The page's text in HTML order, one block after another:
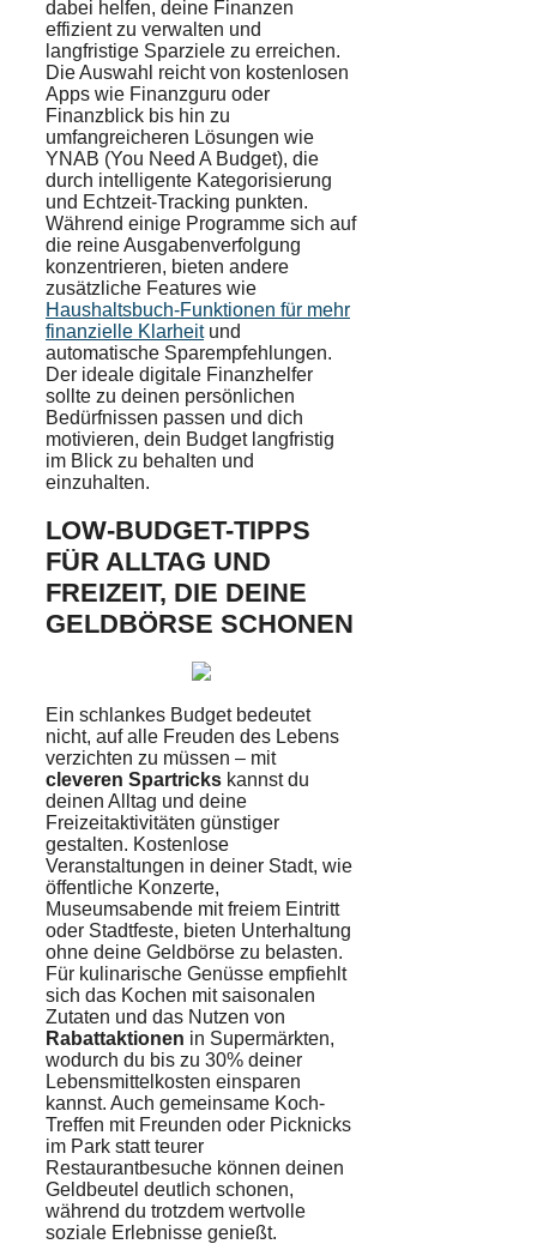
dabei helfen, deine Finanzen
effizient zu verwalten und
langfristige Sparziele zu erreichen.
Die Auswahl reicht von kostenlosen
Apps wie Finanzguru oder
Finanzblick bis hin zu
umfangreicheren Lösungen wie
YNAB (You Need A Budget), die
durch intelligente Kategorisierung
und Echtzeit-Tracking punkten.
Während einige Programme sich auf
die reine Ausgabenverfolgung
konzentrieren, bieten andere
zusätzliche Features wie
Haushaltsbuch-Funktionen für mehr
finanzielle Klarheitund
automatische Sparempfehlungen.
Der ideale digitale Finanzhelfer
sollte zu deinen persönlichen
Bedürfnissen passen und dich
motivieren, dein Budget langfristig
im Blick zu behalten und
einzuhalten.
LOW-BUDGET-TIPPS
FÜR ALLTAG UND
FREIZEIT, DIE DEINE
GELDBÖRSE SCHONEN
Ein schlankes Budget bedeutet
nicht, auf alle Freuden des Lebens
verzichten zu müssen – mit
cleveren Spartricks kannst du
deinen Alltag und deine
Freizeitaktivitäten günstiger
gestalten. Kostenlose
Veranstaltungen in deiner Stadt, wie
öffentliche Konzerte,
Museumsabende mit freiem Eintritt
oder Stadtfeste, bieten Unterhaltung
ohne deine Geldbörse zu belasten.
Für kulinarische Genüsse empfiehlt
sich das Kochen mit saisonalen
Zutaten und das Nutzen von
Rabattaktionen in Supermärkten,
wodurch du bis zu 30% deiner
Lebensmittelkosten einsparen
kannst. Auch gemeinsame Koch-
Treffen mit Freunden oder Picknicks
im Park statt teurer
Restaurantbesuche können deinen
Geldbeutel deutlich schonen,
während du trotzdem wertvolle
soziale Erlebnisse genießt.